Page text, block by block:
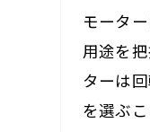
モータ
用途を
ターは
を選ぶ